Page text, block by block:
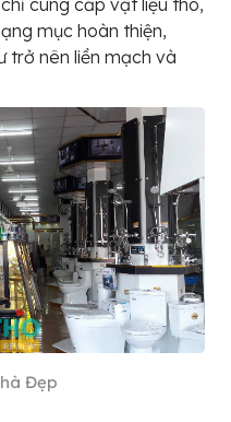
cung cấp vật liệu thô,
mục hoàn thiện,
trở nên liền mạch và
Đẹp